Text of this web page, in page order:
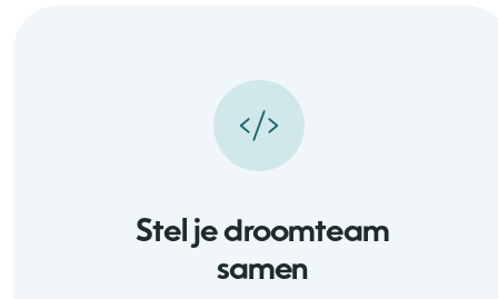
Stel je droomteam
samen